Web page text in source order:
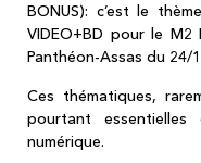
BONUS): c’est le
VIDEO+BD pour le M2
Panthéon-Assas du 24/
Ces thématiques,
pourtant
numérique.